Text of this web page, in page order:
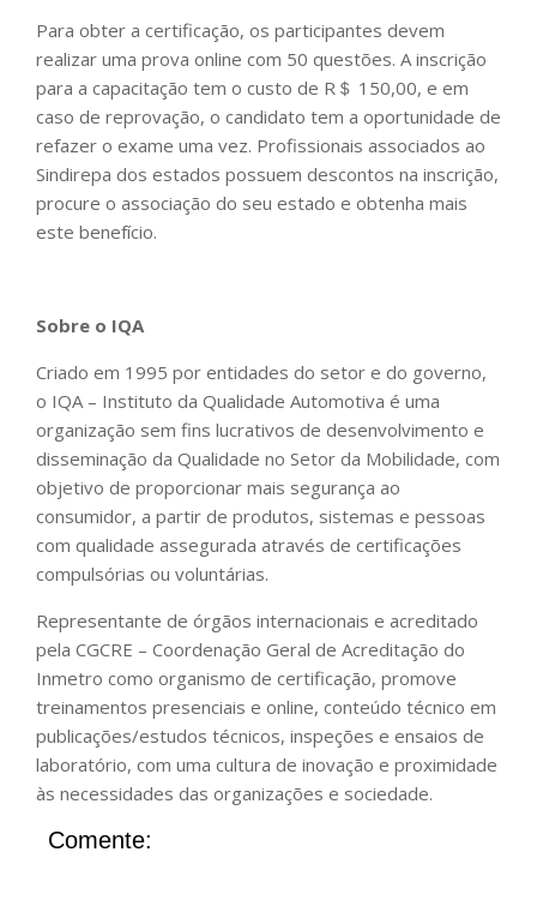
Para obter a certificação, os participantes devem
realizar uma prova online com 50 questões. A inscrição
para a capacitação tem o custo de R＄ 150,00, e em
caso de reprovação, o candidato tem a oportunidade de
refazer o exame uma vez. Profissionais associados ao
Sindirepa dos estados possuem descontos na inscrição,
procure o associação do seu estado e obtenha mais
este benefício.
Sobre o IQA
Criado em 1995 por entidades do setor e do governo,
o IQA – Instituto da Qualidade Automotiva é uma
organização sem fins lucrativos de desenvolvimento e
disseminação da Qualidade no Setor da Mobilidade, com
objetivo de proporcionar mais segurança ao
consumidor, a partir de produtos, sistemas e pessoas
com qualidade assegurada através de certificações
compulsórias ou voluntárias.
Representante de órgãos internacionais e acreditado
pela CGCRE – Coordenação Geral de Acreditação do
Inmetro como organismo de certificação, promove
treinamentos presenciais e online, conteúdo técnico em
publicações/estudos técnicos, inspeções e ensaios de
laboratório, com uma cultura de inovação e proximidade
às necessidades das organizações e sociedade.
Comente: